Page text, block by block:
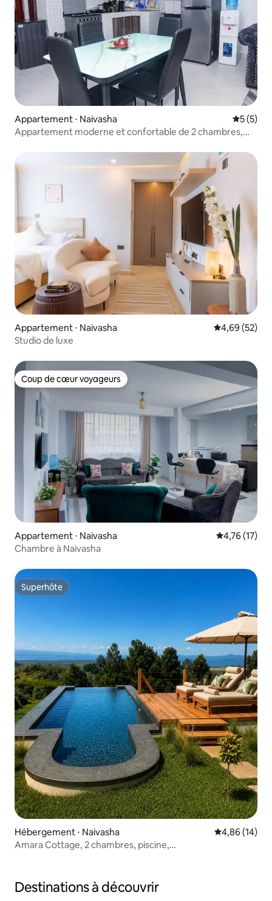
Appartement ⋅ Naivasha
5 (5)
Appartement moderne et confortable de 2 chambres,
Appartement ⋅ Naivasha Évaluation
4,69 (52)
Studio de luxe
Coup de cœur voyageurs
Coup de cœur voyageurs
Appartement ⋅ Naivasha Évaluation
4,76 (17)
Chambre à Naivasha
Superhôte
Superhôte
Hébergement ⋅ Naivasha Évaluation
4,86 (14)
Amara Cottage, 2 chambres, piscine,
Destinations à découvrir